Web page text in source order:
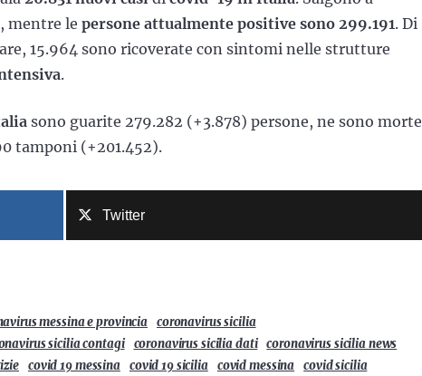
mentre le persone attualmente positive sono 299.191. Di
15.964 sono ricoverate con sintomi nelle strutture
.
sono guarite 279.282 (+3.878) persone, ne sono morte
tamponi (+201.452).
Twitter
messina e provincia coronavirus sicilia
sicilia contagi coronavirus sicilia dati coronavirus sicilia news
covid 19 messina covid 19 sicilia covid messina covid sicilia